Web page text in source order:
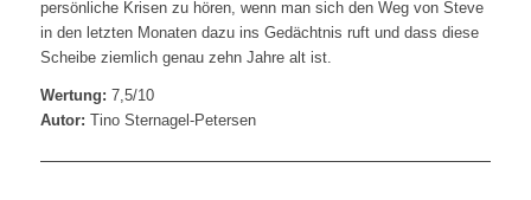
persönliche Krisen zu hören, wenn man sich den Weg von Steve
in den letzten Monaten dazu ins Gedächtnis ruft und dass diese
Scheibe ziemlich genau zehn Jahre alt ist.
Wertung: 7,5/10
Autor: Tino Sternagel-Petersen